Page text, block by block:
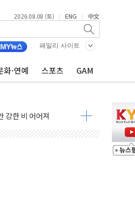
2026.08.08 (토) | ENG | 中文
패밀리 사이트
화·연예 스포츠 GAM
실화
여 사망
실종
연대로 목소리 내야"